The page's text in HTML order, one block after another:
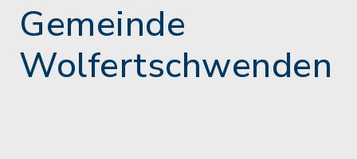
Gemeinde
Wolfertschwenden